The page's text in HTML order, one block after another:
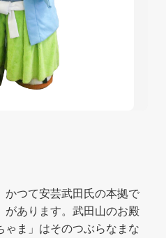
かつて安芸武田氏の本拠で
があります。武田山のお殿
ゃま」はそのつぶらなまな